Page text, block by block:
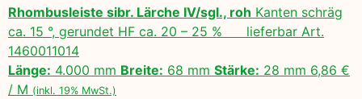
Rhombusleiste sibr. Lärche IV/sgl., roh Kanten schräg
ca. 15 °, gerundet HF ca. 20 – 25 % lieferbar Art.
1460011014
Länge: 4.000 mm Breite: 68 mm Stärke: 28 mm 6,86 €
/ M (inkl. 19% MwSt.)